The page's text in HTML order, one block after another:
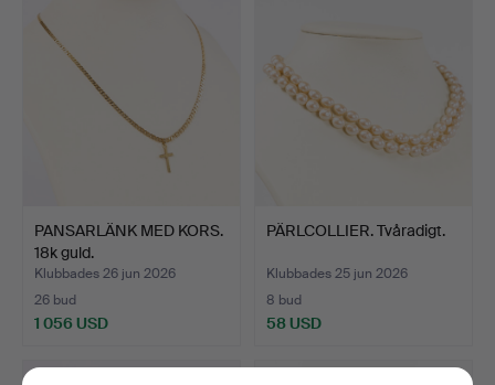
PANSARLÄNK MED KORS.
18k guld.
Klubbades 26 jun 2026
26 bud
1 056 USD
PÄRLCOLLIER. Tvåradigt.
Klubbades 25 jun 2026
8 bud
58 USD